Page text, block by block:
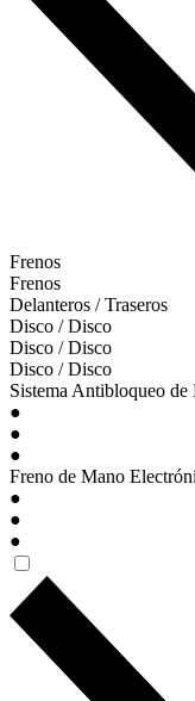
Frenos
Frenos
Delanteros / Traseros
Disco / Disco
Disco / Disco
Disco / Disco
Sistema Antibloqueo
●
●
●
Freno de Mano
●
●
●